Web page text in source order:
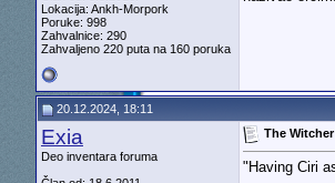
Lokacija: Ankh-Morpork
Poruke: 998
Zahvalnice: 290
Zahvaljeno 220 puta na 160 poruka
20.12.2024, 18:11
Exia
Deo inventara foruma
The Witcher
"Having Ciri